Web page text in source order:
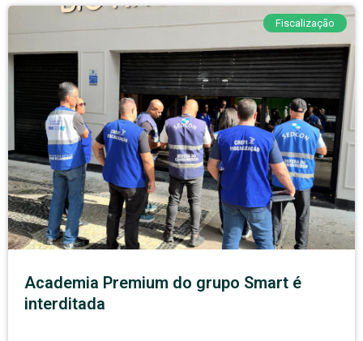
Fiscalização
Academia Premium do grupo Smart é
interditada